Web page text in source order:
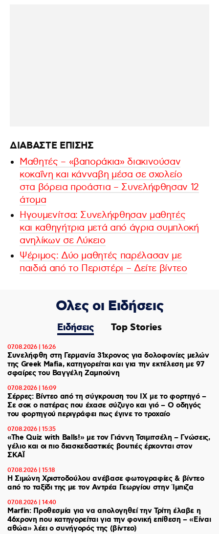
ΔΙΑΒΑΣΤΕ ΕΠΙΣΗΣ
Μαθητές – «βαποράκια» διακινούσαν
κοκαΐνη και κάνναβη μέσα σε σχολείο
στα βόρεια προάστια – Συνελήφθησαν 12
άτομα
Ηγουμενίτσα: Συνελήφθησαν μαθητές
και καθηγήτρια μετά από άγρια συμπλοκή
ανηλίκων σε Λύκειο
Ψέριμος: Δύο μαθητές παρέλασαν με
παιδιά από το Περιστέρι – Δείτε βίντεο
Ολες οι Ειδήσεις
Ειδήσεις Top Stories
07.08.2026 | 16:26
Συνελήφθη στη Γερμανία 31χρονος για δολοφονίες μελών
της Greek Mafia, κατηγορείται και για την εκτέλεση με 97
σφαίρες του Βαγγέλη Ζαμπούνη
07.08.2026 | 16:09
Σέρρες: Βίντεο από τη σύγκρουση του ΙΧ με το φορτηγό –
Σε σοκ ο πατέρας που έχασε σύζυγο και γιό – Ο οδηγός
του φορτηγού περιγράφει πως έγινε το τροχαίο
07.08.2026 | 15:35
«The Quiz with Balls!» με τον Γιάννη Τσιμιτσέλη – Γνώσεις,
γέλιο και οι πιο διασκεδαστικές βουτιές έρχονται στον
ΣΚΑΪ
07.08.2026 | 15:18
Η Σιμώνη Χριστοδούλου ανέβασε φωτογραφίες & βίντεο
από το ταξίδι της με τον Αντρέα Γεωργίου στην Ίμπιζα
07.08.2026 | 14:40
Marfin: Προθεσμία για να απολογηθεί την Τρίτη έλαβε η
46χρονη που κατηγορείται για την φονική επίθεση – «Είναι
αθώα» λέει ο συνήγορός της (βίντεο)